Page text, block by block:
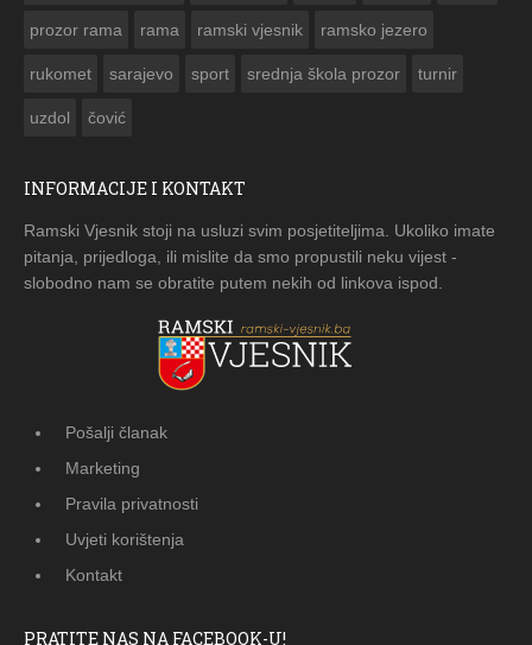
prozor rama rama ramski vjesnik ramsko jezero
rukomet sarajevo sport srednja škola prozor turnir
uzdol čović
INFORMACIJE I KONTAKT
Ramski Vjesnik stoji na usluzi svim posjetiteljima. Ukoliko imate
pitanja, prijedloga, ili mislite da smo propustili neku vijest -
slobodno nam se obratite putem nekih od linkova ispod.
Pošalji članak
Marketing
Pravila privatnosti
Uvjeti korištenja
Kontakt
PRATITE NAS NA FACEBOOK-U!